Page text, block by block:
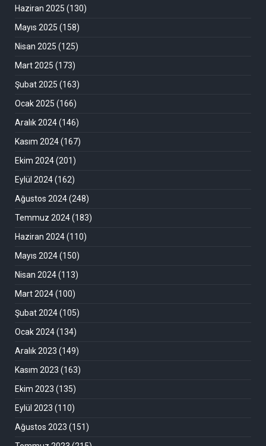
Haziran 2025 (130)
Mayıs 2025 (158)
Nisan 2025 (125)
Mart 2025 (173)
Şubat 2025 (163)
Ocak 2025 (166)
Aralık 2024(146)
Kasım 2024(167)
Ekim 2024(201)
Eylül 2024(162)
Ağustos 2024(248)
Temmuz 2024(183)
Haziran 2024(110)
Mayıs 2024(150)
Nisan 2024(113)
Mart 2024(100)
Şubat 2024(105)
Ocak 2024(134)
Aralık 2023 (149)
Kasım 2023 (163)
Ekim 2023 (135)
Eylül 2023 (110)
Ağustos 2023 (151)